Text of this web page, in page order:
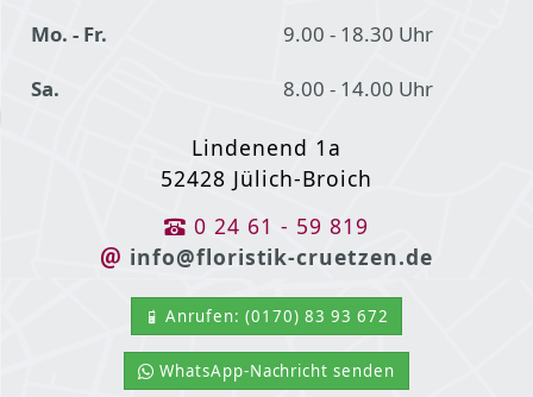
Mo. - Fr.
9.00 - 18.30 Uhr
Sa.
8.00 - 14.00 Uhr
Lindenend 1a
52428 Jülich-Broich
0 24 61 - 59 819
info@floristik-cruetzen.de
Anrufen: (0170) 83 93 672
WhatsApp-Nachricht senden